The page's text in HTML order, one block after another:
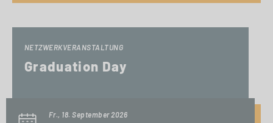
NETZWERKVERANSTALTUNG
Graduation Day
Fr., 18. September 2026